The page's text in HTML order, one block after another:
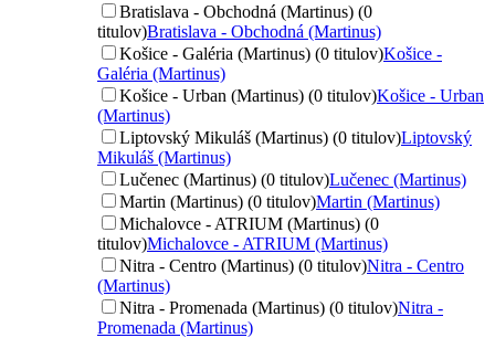
Bratislava - Obchodná (Martinus) (0
titulov)Bratislava - Obchodná (Martinus)
Košice - Galéria (Martinus) (0 titulov)Košice -
Galéria (Martinus)
Košice - Urban (Martinus) (0 titulov)Košice - Urban
(Martinus)
Liptovský Mikuláš (Martinus) (0 titulov)Liptovský
Mikuláš (Martinus)
Lučenec (Martinus) (0 titulov)Lučenec (Martinus)
Martin (Martinus) (0 titulov)Martin (Martinus)
Michalovce - ATRIUM (Martinus) (0
titulov)Michalovce - ATRIUM (Martinus)
Nitra - Centro (Martinus) (0 titulov)Nitra - Centro
(Martinus)
Nitra - Promenada (Martinus) (0 titulov)Nitra -
Promenada (Martinus)